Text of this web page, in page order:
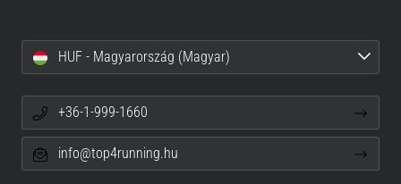
HUF - Magyarország (Magyar)
+36-1-999-1660
info@top4running.hu